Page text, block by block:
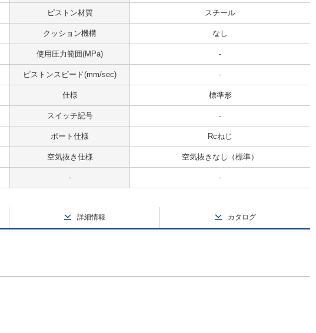
ピストン材質 スチール
クッション機構 なし
使用圧力範囲(MPa) -
ピストンスピード(mm/sec) -
仕様 標準形
スイッチ記号 -
ポート仕様 Rcねじ
空気抜き仕様 空気抜きなし（標準）
- -
詳細情報 カタログ